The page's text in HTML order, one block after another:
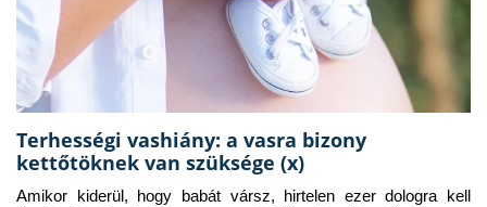
Terhességi vashiány: a vasra bizony
kettőtöknek van szüksége (x)
Amikor kiderül, hogy babát vársz, hirtelen ezer dologra kell